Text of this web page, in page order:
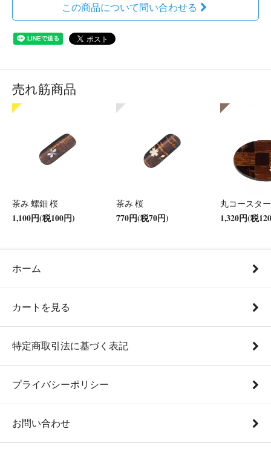
この商品について問い合わせる
売れ筋商品
茶み 螺鈿 桜
1,100円(税100円)
茶み 桜
770円(税70円)
丸コースタ
1,320円(税
ホーム
カートを見る
特定商取引法に基づく表記
プライバシーポリシー
お問い合わせ